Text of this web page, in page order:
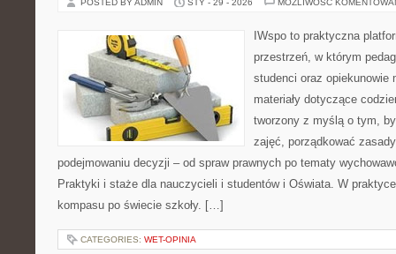
POSTED BY ADMIN STY - 29 - 2026 MOŻLIWOŚĆ
IWspo to praktyczna
przestrzeń, w którym
studenci oraz opiekunowie
materiały dotyczące
tworzony z myślą o tym,
zajęć, porządkować
podejmowaniu decyzji – od spraw prawnych po tematy
Praktyki i staże dla nauczycieli i studentów i Oświata. W
kompasu po świecie szkoły. […]
CATEGORIES: WET-OPINIA